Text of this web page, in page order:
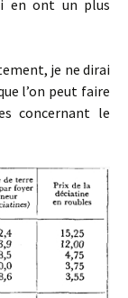
en ont un plus
je ne dirai
l’on peut faire
concernant le